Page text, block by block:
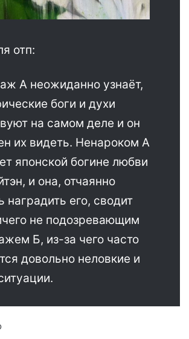
отп:
А неожиданно узнаёт,
боги и духи
на самом деле и он
их видеть. Ненароком А
японской богине любви
и она, отчаянно
наградить его, сводит
не подозревающим
Б, из-за чего часто
довольно неловкие и